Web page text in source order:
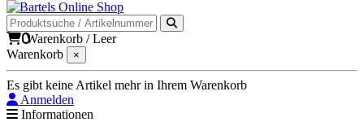
0Warenkorb /Leer
Warenkorb
×
Es gibt keine Artikel mehr in Ihrem Warenkorb
Anmelden
Informationen